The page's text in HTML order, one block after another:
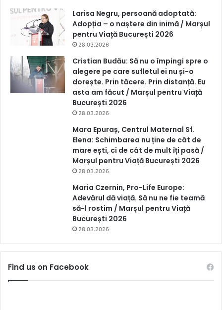
Larisa Negru, persoană adoptată:
Adopția – o naștere din inimă / Marșul
pentru Viață București 2026
28.03.2026
Cristian Budău: Să nu o împingi spre o
alegere pe care sufletul ei nu și-o
dorește. Prin tăcere. Prin distanță. Eu
asta am făcut / Marșul pentru Viață
București 2026
28.03.2026
Mara Epuraș, Centrul Maternal Sf.
Elena: Schimbarea nu ține de cât de
mare ești, ci de cât de mult îți pasă /
Marșul pentru Viață București 2026
28.03.2026
Maria Czernin, Pro-Life Europe:
Adevărul dă viață. Să nu ne fie teamă
să-l rostim / Marșul pentru Viață
București 2026
28.03.2026
Find us on Facebook